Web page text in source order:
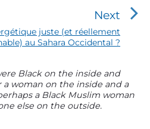
Next
e
t
p
o
juste (et réellement
au Sahara Occidental ?
Black on the inside and
woman on the inside and a
a Black Muslim woman
else on the outside.